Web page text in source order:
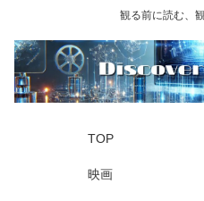
観る前に読む、
TOP
映画